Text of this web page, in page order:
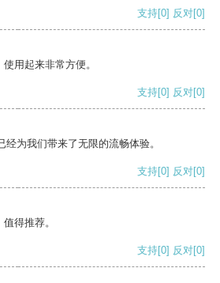
支持[0] 反对[0]
用起来非常方便。
支持[0] 反对[0]
为我们带来了无限的流畅体验。
支持[0] 反对[0]
得推荐。
支持[0] 反对[0]